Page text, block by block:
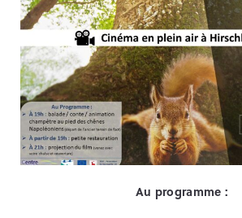
Au programme :